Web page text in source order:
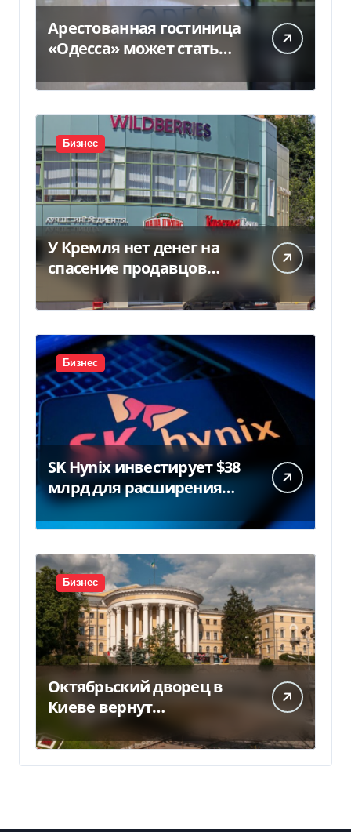
Арестованная гостиница
«Одесса» может стать
Бизнес
У Кремля нет денег на
спасение продавцов
Wildberries после атак
дронов
Бизнес
SK Hynix инвестирует $38
млрд для расширения
заводов в Южной Корее
Бизнес
Октябрьский дворец в
Киеве вернут
государству — решение
суда — Delo.ua